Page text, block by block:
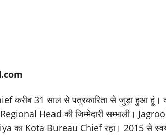
करीब 31 साल से पत्रकारिता से जुड़ा हुआ हूं।
Head की जिम्मेदारी सम्भाली।
का Kota Bureau Chief रहा। 2015 से